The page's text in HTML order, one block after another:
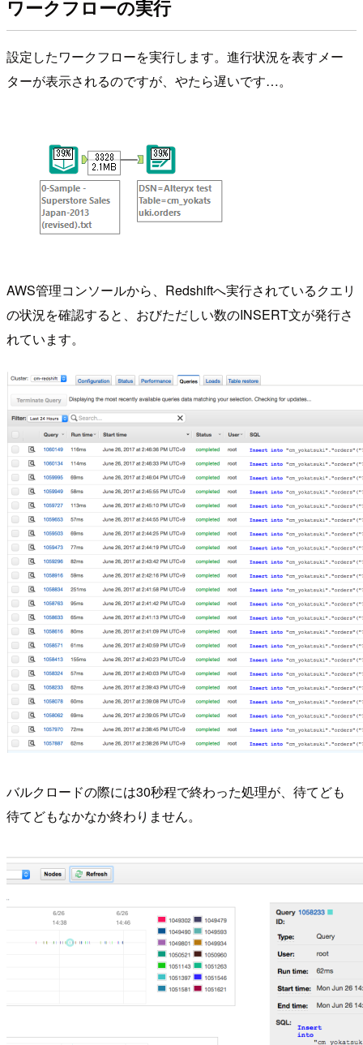
ワークフローの実行
設定したワークフローを実行します。進行状況を表すメー
ターが表示されるのですが、やたら遅いです…。
AWS管理コンソールから、Redshiftへ実行されているクエリ
の状況を確認すると、おびただしい数のINSERT文が発行さ
れています。
バルクロードの際には30秒程で終わった処理が、待てども
待てどもなかなか終わりません。